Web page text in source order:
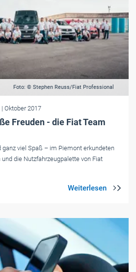
Foto: © Stephen Reuss/Fiat Professional
| Oktober 2017
Freuden - die Fiat Team
ganz viel Spaß – im Piemont erkundeten
die Nutzfahrzeugpalette von Fiat